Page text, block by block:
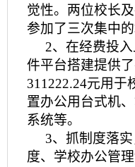
觉性。两位校长
参加了三次集中的
2、在经费投
件平台搭建提供
311222.24元用于
置办公用台式机
系统等。
3、抓制度落
度、学校办公管